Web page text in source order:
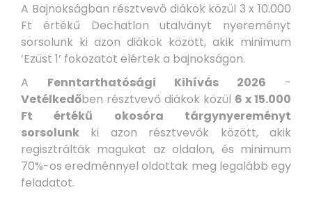
A Bajnokságban résztvevő diákok közül 3 x 10.000
Ft értékű Dechatlon utalványt nyereményt
sorsolunk ki azon diákok között, akik minimum
’Ezüst 1’ fokozatot elértek a bajnokságon.
A Fenntarthatósági Kihívás 2026 -
Vetélkedőben résztvevő diákok közül 6 x 15.000
Ft értékű okosóra tárgynyereményt
sorsolunk ki azon résztvevők között, akik
regisztrálták magukat az oldalon, és minimum
70%-os eredménnyel oldottak meg legalább egy
feladatot.